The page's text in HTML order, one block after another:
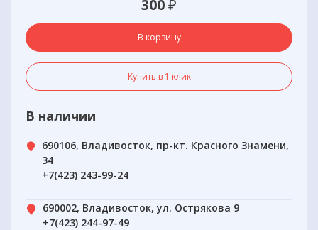
300₽
В корзину
Купить в 1 клик
В наличии
690106, Владивосток, пр-кт. Красного Знамени,
34
+7(423) 243-99-24
690002, Владивосток, ул. Острякова 9
+7(423) 244-97-49